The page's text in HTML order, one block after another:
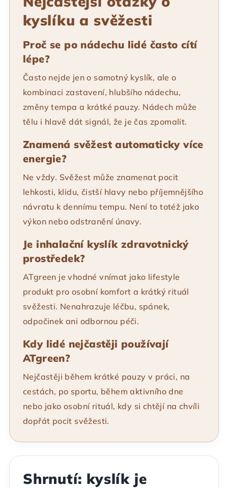
kyslíku a svěžesti
Proč se po nádechu lidé často cítí
lépe?
Často nejde jen o samotný kyslík, ale o
kombinaci zastavení, hlubšího nádechu,
změny tempa a krátké pauzy. Nádech může
tělu i hlavě dát signál, že je čas zpomalit.
Znamená svěžest automaticky více
energie?
Ne vždy. Svěžest může znamenat pocit
lehkosti, klidu, čistší hlavy nebo příjemnějšího
návratu k dennímu tempu. Není to totéž jako
výkon nebo odstranění únavy.
Je inhalační kyslík zdravotnický
prostředek?
ATgreen je vhodné vnímat jako lifestyle
produkt pro osobní komfort a krátký rituál
svěžesti. Nenahrazuje léčbu, spánek,
odpočinek ani odbornou péči.
Kdy lidé nejčastěji používají
ATgreen?
Nejčastěji během krátké pauzy v práci, na
cestách, po sportu, během aktivního dne
nebo jako osobní rituál, kdy si chtějí na chvíli
dopřát pocit svěžesti.
Shrnutí: kyslík je